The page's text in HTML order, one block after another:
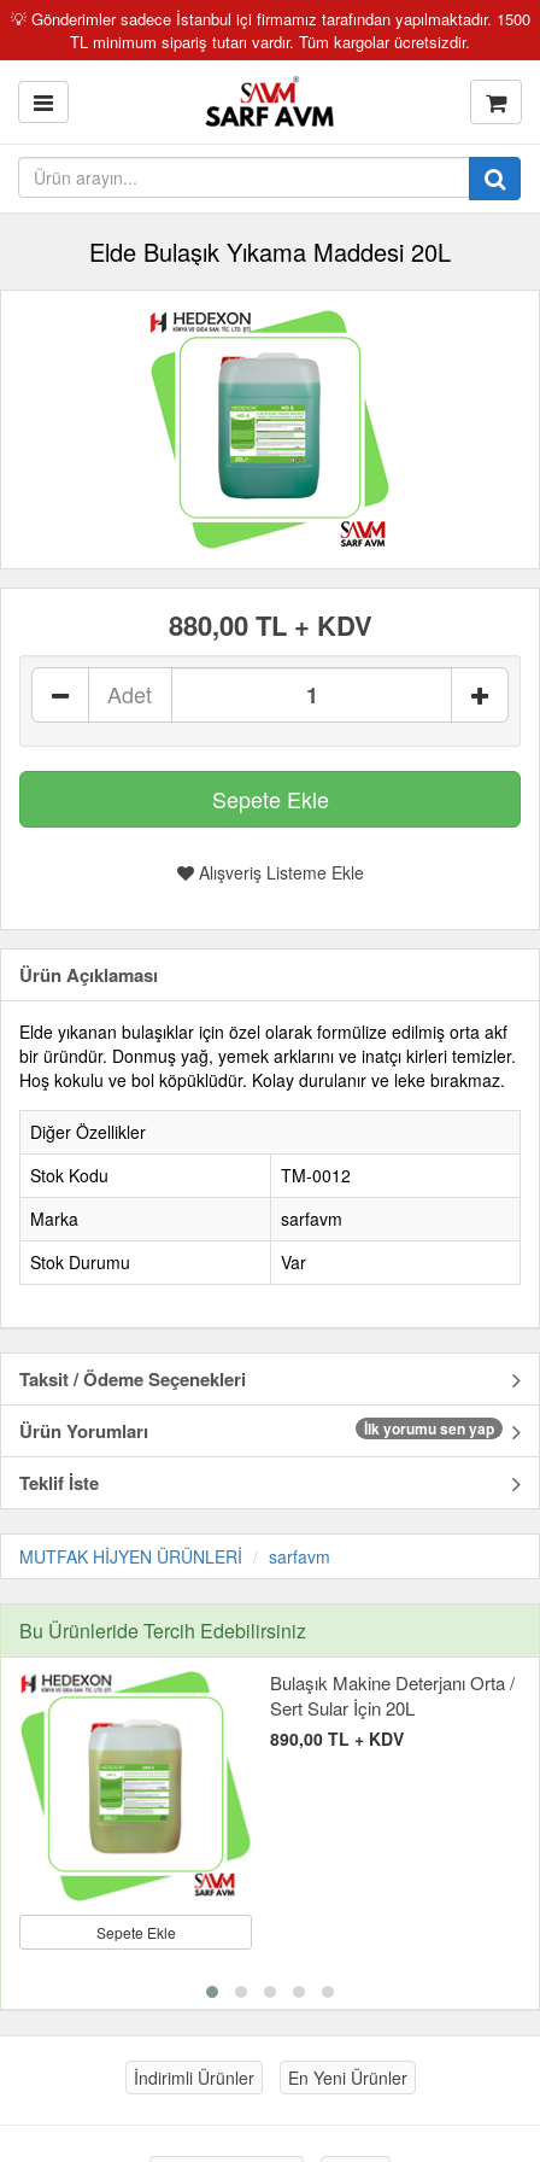
💡 Gönderimler sadece İstanbul içi firmamız tarafından yapılmaktadır. 1500
TL minimum sipariş tutarı vardır. Tüm kargolar ücretsizdir.
Elde Bulaşık Yıkama Maddesi 20L
880,00 TL + KDV
Adet
Alışveriş Listeme Ekle
Ürün Açıklaması
Elde yıkanan bulaşıklar için özel olarak formülize edilmiş orta akf
bir üründür. Donmuş yağ, yemek arklarını ve inatçı kirleri temizler.
Hoş kokulu ve bol köpüklüdür. Kolay durulanır ve leke bırakmaz.
Diğer Özellikler
Stok Kodu
TM-0012
Marka
sarfavm
Stok Durumu
Var
Taksit / Ödeme Seçenekleri
Ürün Yorumları
İlk yorumu sen yap
Teklif İste
MUTFAK HİJYEN ÜRÜNLERİ sarfavm
Bu Ürünleride Tercih Edebilirsiniz
Sepete Ekle
Bulaşık Makine Deterjanı Orta /
Sert Sular İçin 20L
890,00 TL + KDV
İndirimli Ürünler En Yeni Ürünler